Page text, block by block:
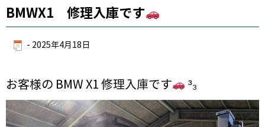
BMWX1 修理入庫です
- 2025年4月18日
お客様の BMW X1 修理入庫です ³₃